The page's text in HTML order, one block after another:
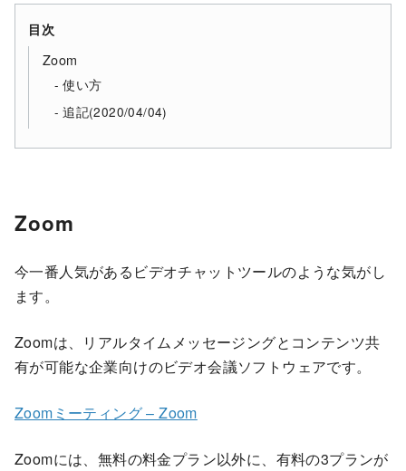
目次
Zoom
使い方
追記(2020/04/04)
Zoom
今一番人気があるビデオチャットツールのような気がし
ます。
Zoomは、リアルタイムメッセージングとコンテンツ共
有が可能な企業向けのビデオ会議ソフトウェアです。
Zoomミーティング – Zoom
Zoomには、無料の料金プラン以外に、有料の3プランが